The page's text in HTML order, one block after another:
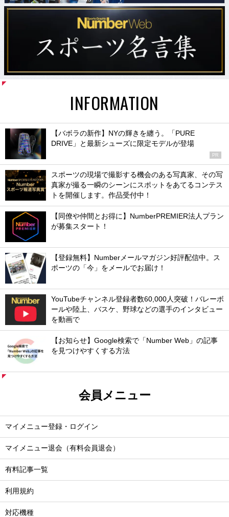
INFORMATION
【バボラの新作】NYの輝きを纏う。「PURE
DRIVE」と最新シューズに限定モデルが登場
PR
スポーツの現場で撮影する機会のある写真家、その写
真家が撮る一瞬のシーンにスポットをあてるコンテス
トを開催します。作品受付中！
【同僚や仲間とお得に】NumberPREMIER法人プラン
が募集スタート！
【登録無料】Numberメールマガジン好評配信中。ス
ポーツの「今」をメールでお届け！
YouTubeチャンネル登録者数60,000人突破！バレーボ
ールや陸上、バスケ、野球などの選手のインタビュー
を動画で
【お知らせ】Google検索で「Number Web」の記事
を見つけやすくする方法
会員メニュー
マイメニュー登録・ログイン
マイメニュー退会（有料会員退会）
有料記事一覧
利用規約
対応機種